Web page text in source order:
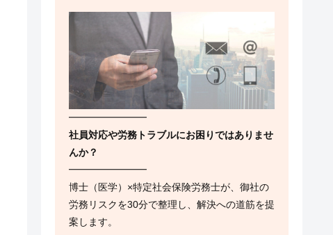
━━━━━━━━
社員対応や労務トラブルにお困りではありませ
んか？
━━━━━━━━
博士（医学）×特定社会保険労務士が、御社の
労務リスクを30分で整理し、解決への道筋を提
案します。